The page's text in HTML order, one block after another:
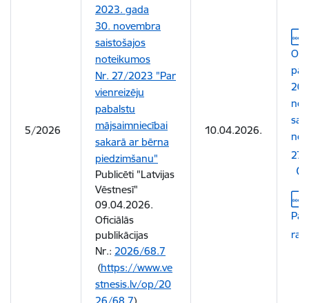
5/2026
2023. gada
30. novembra
saistošajos
noteikumos
Nr. 27/2023 "Par
vienreizēju
pabalstu
mājsaimniecībai
sakarā ar bērna
piedzimšanu"
Publicēti "Latvijas
Vēstnesī"
09.04.2026.
Oficiālās
publikācijas
Nr.: 2026/68.7
(https://www.ve
stnesis.lv/op/20
10.04.2026.